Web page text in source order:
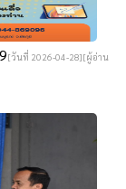
[วันที่ 2026-04-28][ผู้อ่าน